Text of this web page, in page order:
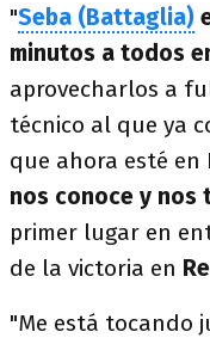
"Seba (Battaglia)
minutos a todos
aprovecharlos a
técnico al que ya
que ahora esté en
nos conoce y nos
primer lugar en
de la victoria en
"Me está tocando